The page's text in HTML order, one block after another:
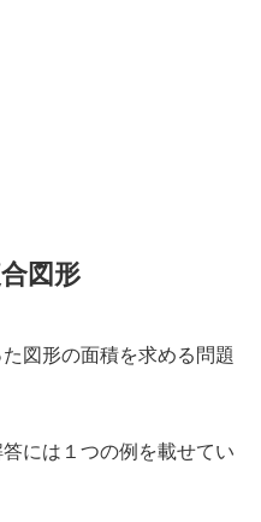
図形
図形の面積を求める問題
には１つの例を載せてい